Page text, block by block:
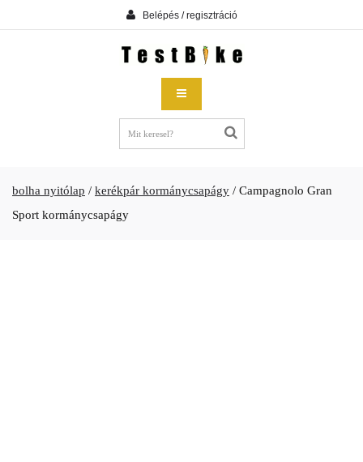
Belépés / regisztráció
bolha nyitólap / kerékpár kormánycsapágy / Campagnolo Gran
Sport kormánycsapágy